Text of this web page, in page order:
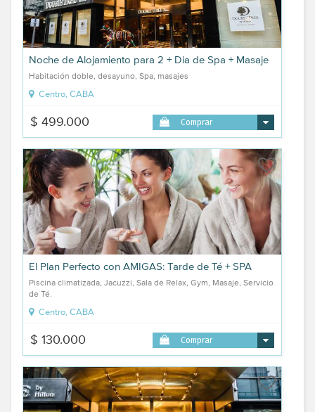
Noche de Alojamiento para 2 + Dia de Spa + Masaje
Habitación doble, desayuno, Spa, masajes
Centro, CABA
$ 499.000 Comprar
El Plan Perfecto con AMIGAS: Tarde de Té + SPA
Piscina climatizada, Jacuzzi, Sala de Relax, Gym, Masaje, Servicio
de Té.
Centro, CABA
$ 130.000 Comprar